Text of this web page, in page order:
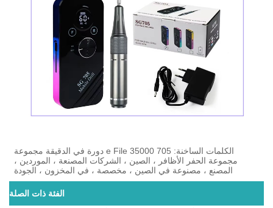
الكلمات الساخنة: 705 e File 35000 دورة في الدقيقة مجموعة
مجموعة الحفر الأظافر ، الصين ، الشركات المصنعة ، الموردين ،
المصنع ، مصنوعة في الصين ، مخصصة ، في المخزون ، الجودة
الفئة ذات الصلة